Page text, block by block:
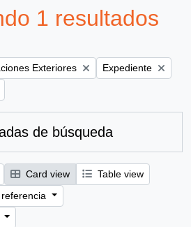
1 resultados
Exteriores Remove filter:
Expediente
de búsqueda
Card view
Table view